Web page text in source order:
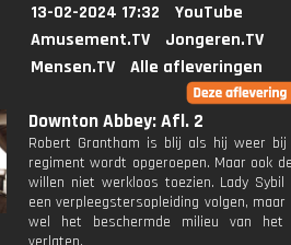
13-02-2024 17:32
YouTube
Amusement.TV
Jongeren.TV
Mensen.TV
Alle afleveringen
Downton Abbey: Afl. 2
Robert Grantham is blij als hij weer bij
regiment wordt opgeroepen. Maar ook
willen niet werkloos toezien. Lady
een verpleegstersopleiding volgen,
wel het beschermde milieu van het